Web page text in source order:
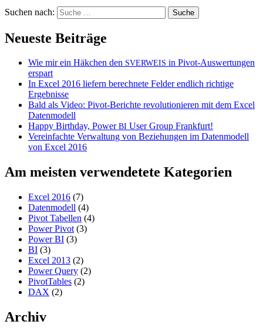
Suchen nach:
Neueste Beiträge
Wie mir ein Häkchen den SVERWEIS in Pivot-Auswertungen
erspart
In Excel 2016 liefern berechnete Felder endlich richtige
Ergebnisse
Bald als Video: Pivot-Berichte revolutionieren mit dem Excel
Datenmodell
Happy Birthday, PowerBI User Group Frankfurt!
Vereinfachte Verwaltung von Beziehungen im Datenmodell
von Excel 2016
Am meisten verwendetete Kategorien
Excel 2016 (7)
Datenmodell (4)
Pivot Tabellen (4)
Power Pivot (3)
Power BI (3)
BI (3)
Excel 2013 (2)
Power Query (2)
PivotTables (2)
DAX (2)
Archiv